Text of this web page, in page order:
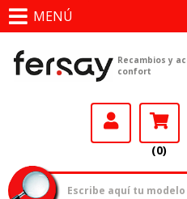
MENÚ
Recambios y
confort
(0)